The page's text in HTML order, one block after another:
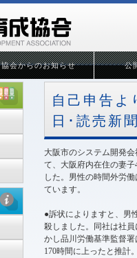
協会からのお知らせ 公
自己申告よ
日･読売新
大阪市のシステム開発
て、大阪府内在住の妻
した。男性の時間外労
ています。
●訴状によりますと、男
殺しました。同社は社
かし品川労働基準監督
170時間に上ったと推計